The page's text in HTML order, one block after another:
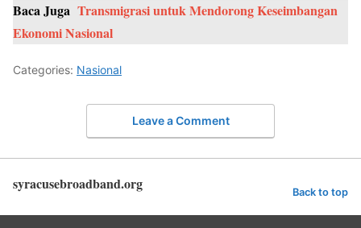
Baca Juga Transmigrasi untuk Mendorong Keseimbangan
Ekonomi Nasional
Categories: Nasional
Leave a Comment
syracusebroadband.org Back to top